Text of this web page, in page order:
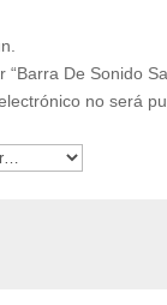
“Barra De Sonido
no será